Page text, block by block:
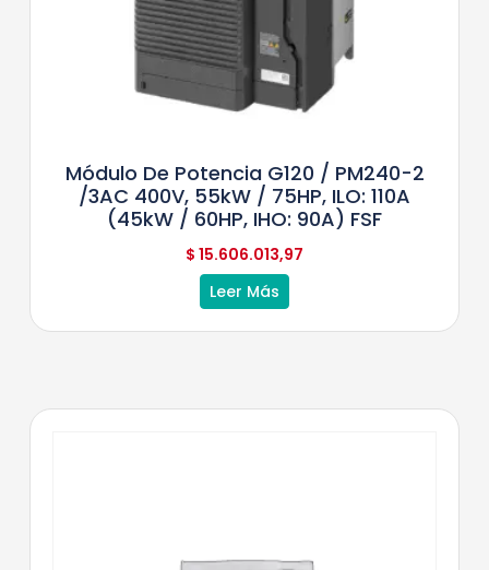
Módulo De Potencia G120 / PM240-2
/3AC 400V, 55kW / 75HP, ILO: 110A
(45kW / 60HP, IHO: 90A) FSF
$ 15.606.013,97
Leer Más